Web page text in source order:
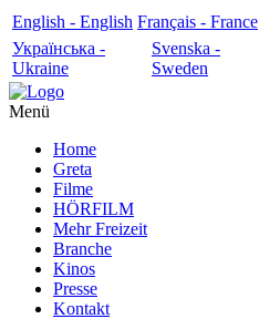
English - English Français - France
Українська -
Ukraine
Svenska -
Sweden
Menü
Home
Greta
Filme
HÖRFILM
Mehr Freizeit
Branche
Kinos
Presse
Kontakt